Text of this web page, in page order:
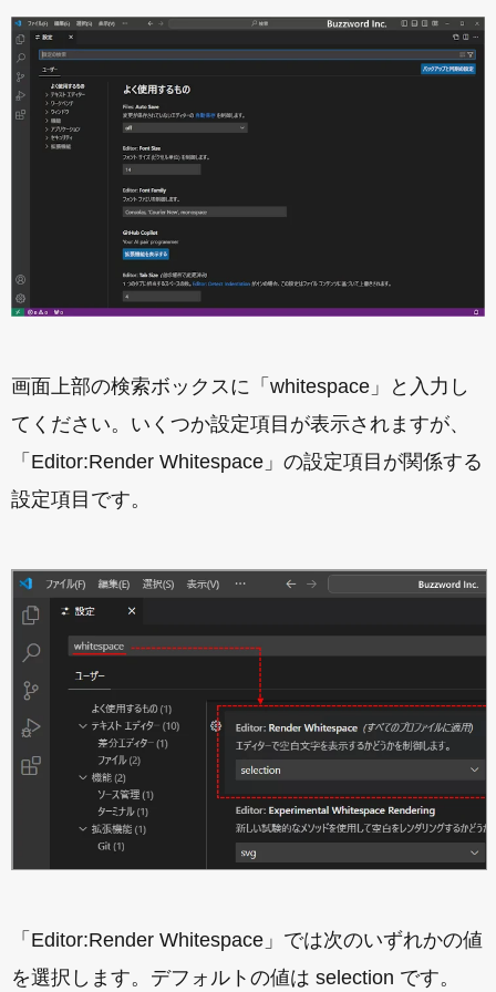
画面上部の検索ボックスに「whitespace」と入力し
てください。いくつか設定項目が表示されますが、
「Editor:Render Whitespace」の設定項目が関係する
設定項目です。
「Editor:Render Whitespace」では次のいずれかの値
を選択します。デフォルトの値は selection です。